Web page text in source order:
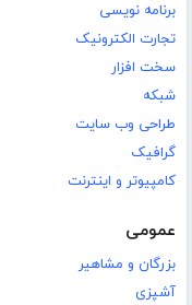
برنامه نویسی
تجارت الکترونیک
سخت افزار
شبکه
طراحی وب سایت
گرافیک
کامپیوتر و اینترنت
عمومی
بزرگان و مشاهیر
آشپزی